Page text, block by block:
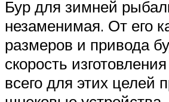
Бур для зимней
незаменимая. От его
размеров и привода
скорость
всего для этих целей